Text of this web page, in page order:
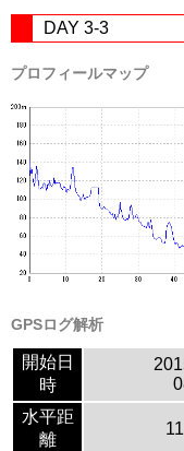
DAY 3-3
プロフィールマップ
GPSログ解析
開始日
時
水平距
離